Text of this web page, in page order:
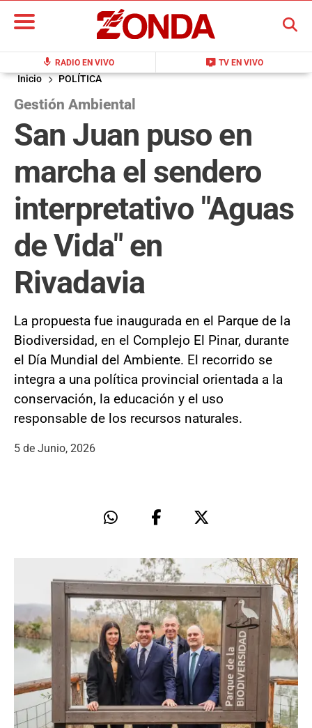
mic RADIO EN VIVO live_tv TV EN VIVO
BUSCAR
Inicio POLÍTICA
Gestión Ambiental
San Juan puso en
marcha el sendero
interpretativo "Aguas
de Vida" en
Rivadavia
La propuesta fue inaugurada en el Parque de la
Biodiversidad, en el Complejo El Pinar, durante
el Día Mundial del Ambiente. El recorrido se
integra a una política provincial orientada a la
conservación, la educación y el uso
responsable de los recursos naturales.
5 de Junio, 2026